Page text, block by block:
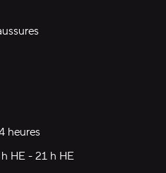
heures24 heures
HE - 21 h HE9 h HE - 21 h HE